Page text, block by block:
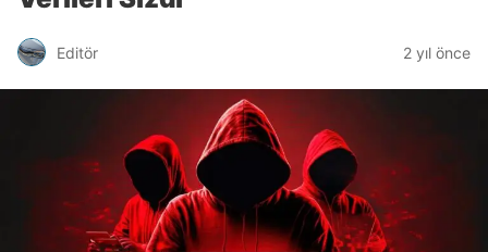
Editör 2 yıl önce